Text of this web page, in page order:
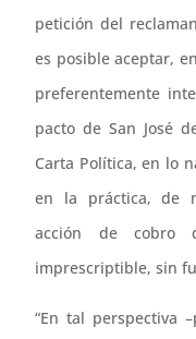
petición del
es posible aceptar,
preferentemente
pacto de San José
Carta Política, en lo
en la práctica, de
acción de cobro
imprescriptible, sin
“En tal perspectiva